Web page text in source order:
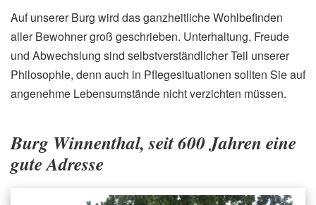
Auf unserer Burg wird das ganzheitliche Wohlbefinden
aller Bewohner groß geschrieben. Unterhaltung, Freude
und Abwechslung sind selbstverständlicher Teil unserer
Philosophie, denn auch in Pflegesituationen sollten Sie auf
angenehme Lebensumstände nicht verzichten müssen.
Burg Winnenthal, seit 600 Jahren eine
gute Adresse